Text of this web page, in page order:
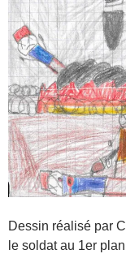
Dessin réalisé par
le soldat au 1er